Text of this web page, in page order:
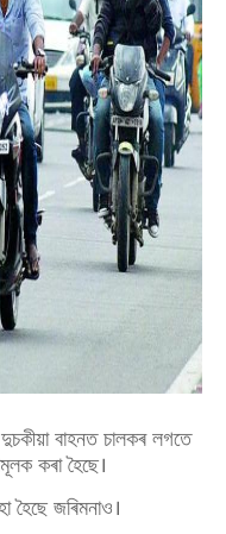
বাহনত চালকৰ লগতে
কৰা হৈছে।
হৈছে জৰিমনাও।